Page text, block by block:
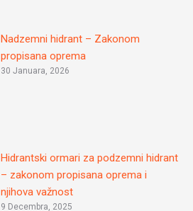
Nadzemni hidrant – Zakonom
propisana oprema
30 Januara, 2026
Hidrantski ormari za podzemni hidrant
– zakonom propisana oprema i
njihova važnost
9 Decembra, 2025